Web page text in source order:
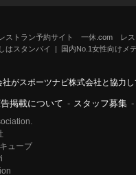
ストラン予約サイト 一休.com レス
はスタンバイ
国内No.1女性向けメ
がスポーツナビ株式会社と協力し
掲載について - スタッフ募集 -
ューブ